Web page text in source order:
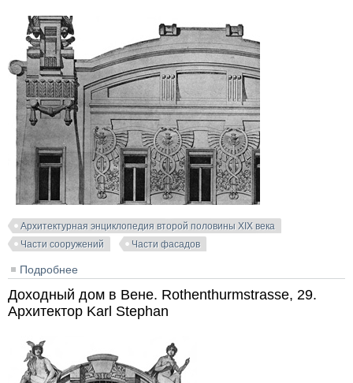
Архитектурная энциклопедия второй половины XIX века
Части сооружений
Части фасадов
Подробнее
Julius von Ullmann
Доходный дом в Вене. Rothenthurmstrasse, 29.
Архитектор Karl Stephan